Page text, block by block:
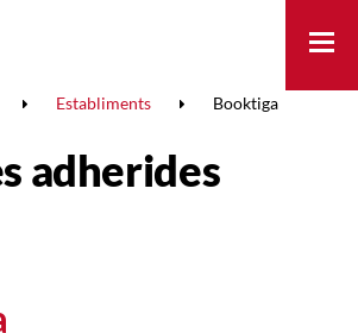
Establiments Booktiga
adherides